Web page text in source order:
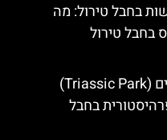
בחבל טירול: מה
בחבל טירול
פארק הדינוזאורים (Triassic Park)
בחבל